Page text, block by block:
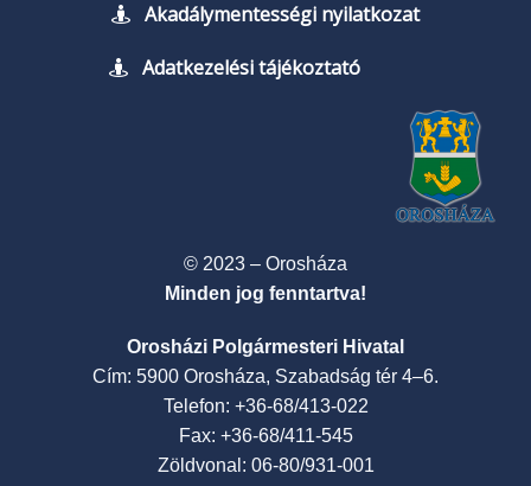
Akadálymentességi nyilatkozat
Adatkezelési tájékoztató
© 2023 – Orosháza
Minden jog fenntartva!
Orosházi Polgármesteri Hivatal
Cím: 5900 Orosháza, Szabadság tér 4–6.
Telefon: +36-68/413-022
Fax: +36-68/411-545
Zöldvonal: 06-80/931-001